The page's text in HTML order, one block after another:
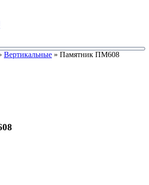
Вертикальные » Памятник ПМ608